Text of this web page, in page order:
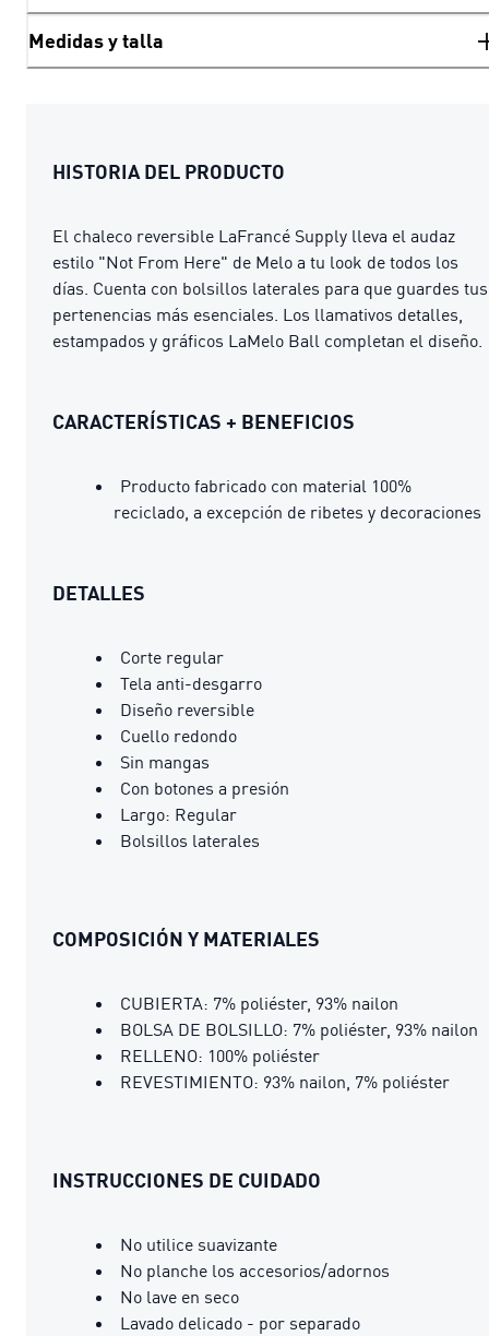
Medidas y talla
HISTORIA DEL PRODUCTO
El chaleco reversible LaFrancé Supply lleva el audaz
estilo "Not From Here" de Melo a tu look de todos los
días. Cuenta con bolsillos laterales para que guardes tus
pertenencias más esenciales. Los llamativos detalles,
estampados y gráficos LaMelo Ball completan el diseño.
CARACTERÍSTICAS + BENEFICIOS
Producto fabricado con material 100%
reciclado, a excepción de ribetes y decoraciones
DETALLES
Corte regular
Tela anti-desgarro
Diseño reversible
Cuello redondo
Sin mangas
Con botones a presión
Largo: Regular
Bolsillos laterales
COMPOSICIÓN Y MATERIALES
CUBIERTA: 7% poliéster, 93% nailon
BOLSA DE BOLSILLO: 7% poliéster, 93% nailon
RELLENO: 100% poliéster
REVESTIMIENTO: 93% nailon, 7% poliéster
INSTRUCCIONES DE CUIDADO
No utilice suavizante
No planche los accesorios/adornos
No lave en seco
Lavado delicado - por separado